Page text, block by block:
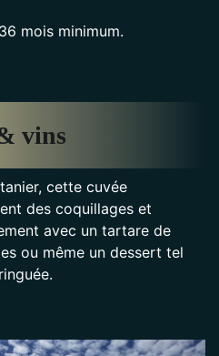
36 mois minimum.
vins
cette cuvée
des coquillages et
avec un tartare de
ou même un dessert tel